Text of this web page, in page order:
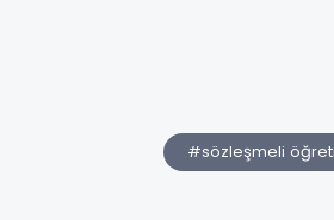
#sözleşmeli